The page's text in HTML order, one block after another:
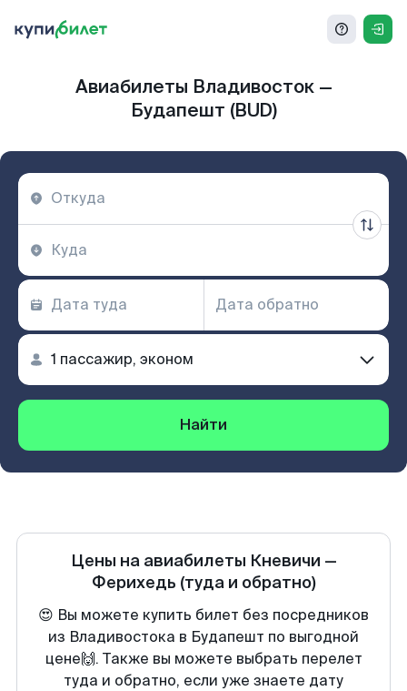
Авиабилеты Владивосток —
Будапешт (BUD)
Найти
Цены на авиабилеты Кневичи —
Ферихедь (туда и обратно)
😍 Вы можете купить билет без посредников
из Владивостока в Будапешт по выгодной
цене🙌. Также вы можете выбрать перелет
туда и обратно, если уже знаете дату